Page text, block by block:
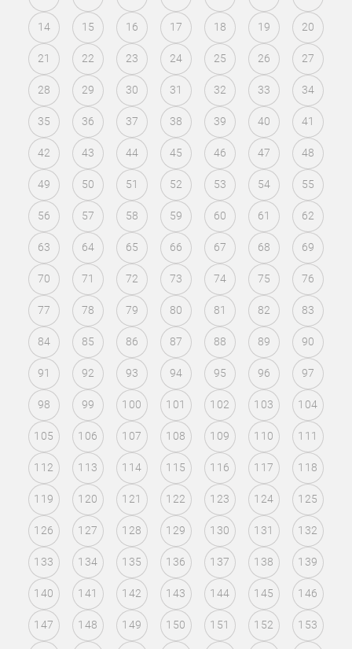
14 15 16 17 18 19 20
21 22 23 24 25 26 27
28 29 30 31 32 33 34
35 36 37 38 39 40 41
42 43 44 45 46 47 48
49 50 51 52 53 54 55
56 57 58 59 60 61 62
63 64 65 66 67 68 69
70 71 72 73 74 75 76
77 78 79 80 81 82 83
84 85 86 87 88 89 90
91 92 93 94 95 96 97
98 99 100 101 102 103 104
105 106 107 108 109 110 111
112 113 114 115 116 117 118
119 120 121 122 123 124 125
126 127 128 129 130 131 132
133 134 135 136 137 138 139
140 141 142 143 144 145 146
147 148 149 150 151 152 153